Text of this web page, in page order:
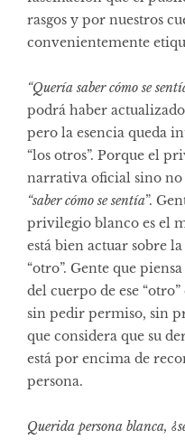
rasgos y por nuestros
convenientemente
“Quería saber cómo se
podrá haber
pero la esencia queda
“los otros”. Porque el
narrativa oficial sino no
“saber cómo se sentía”.
privilegio blanco es el
está bien actuar sobre
“otro”. Gente que
del cuerpo de ese
sin pedir permiso, sin
que considera que su
está por encima de
persona.
Querida persona blanca,